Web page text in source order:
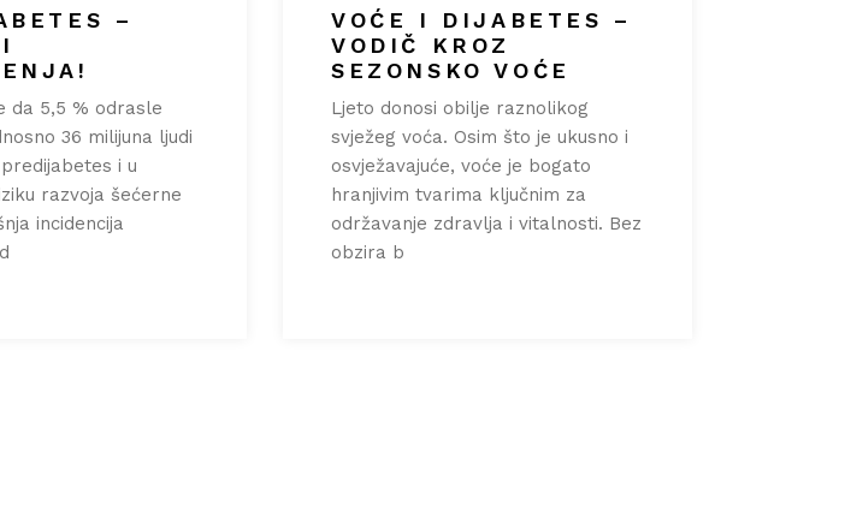
–
da 5,5 % odrasle
36 milijuna ljudi
i u
razvoja šećerne
incidencija
VOĆE I DIJABETES –
VODIČ KROZ
SEZONSKO VOĆE
Ljeto donosi obilje raznolikog
svježeg voća. Osim što je ukusno i
osvježavajuće, voće je bogato
hranjivim tvarima ključnim za
održavanje zdravlja i vitalnosti. Bez
obzira b